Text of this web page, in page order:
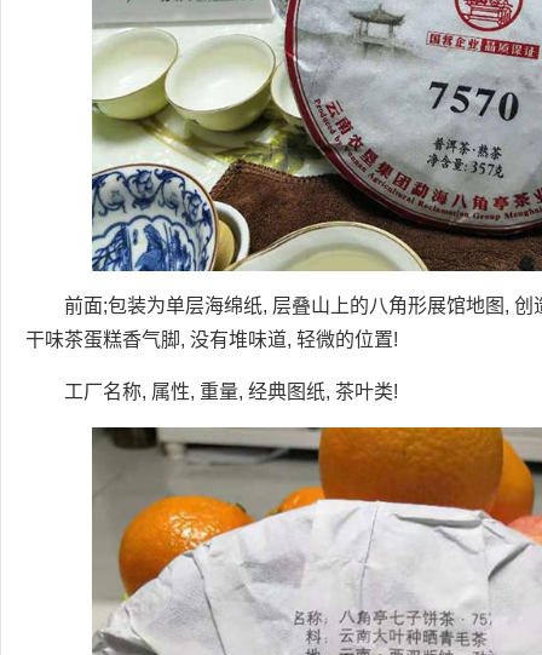
前面;包装为单层海绵纸, 层叠山上的八角形展馆地图,
干味茶蛋糕香气脚, 没有堆味道, 轻微的位置!
工厂名称, 属性, 重量, 经典图纸, 茶叶类!